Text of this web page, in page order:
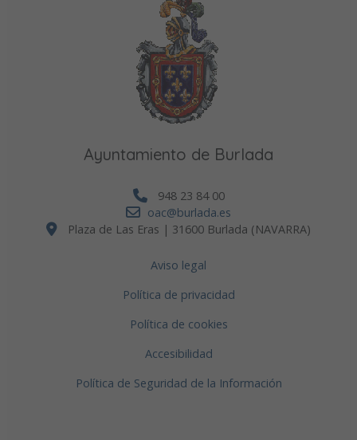
Ayuntamiento de Burlada
948 23 84 00
oac@burlada.es
Plaza de Las Eras | 31600 Burlada (NAVARRA)
Aviso legal
Política de privacidad
Política de cookies
Accesibilidad
Política de Seguridad de la Información